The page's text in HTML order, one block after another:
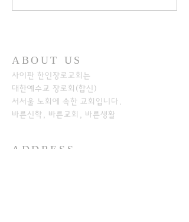
ABOUT US
사이판 한인장로교회는
대한예수교 장로회(합신)
서서울 노회에 속한 교회입니다.
바른신학, 바른교회, 바른생활
ADDRESS